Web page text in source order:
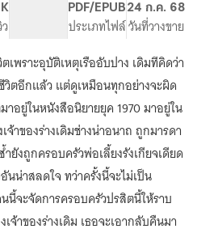
จอม
วาย
ร้าย
ยุค
70
PDF/EPUB
ประเภทไฟล์
24 ก.ค. 68
วันที่วางขาย
พราะอุบัติเหตุเรืออับปาง เดิมทีคิดว่า
วิตอีกแล้ว แต่ดูเหมือนทุกอย่างจะผิด
าอยู่ในหนังสือนิยายยุค 1970 มาอยู่ใน
าของร่างเดิมช่างน่าอนาถ ถูกมารดา
ยังถูกครอบครัวพ่อเลี้ยงรังเกียจเดียด
น่าสลดใจ ทว่าครั้งนี้จะไม่เป็น
จะจัดการครอบครัวปรสิตนี้ให้ราบ
จ้าของร่างเดิม เธอจะเอากลับคืนมา